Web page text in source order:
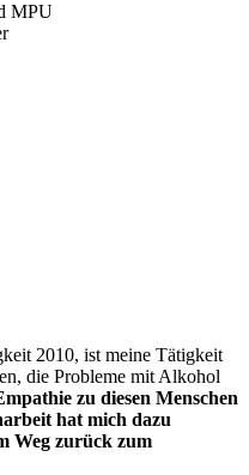
MPU
2010, ist meine Tätigkeit
die Probleme mit Alkohol
zu diesen Menschen
hat mich dazu
Weg zurück zum